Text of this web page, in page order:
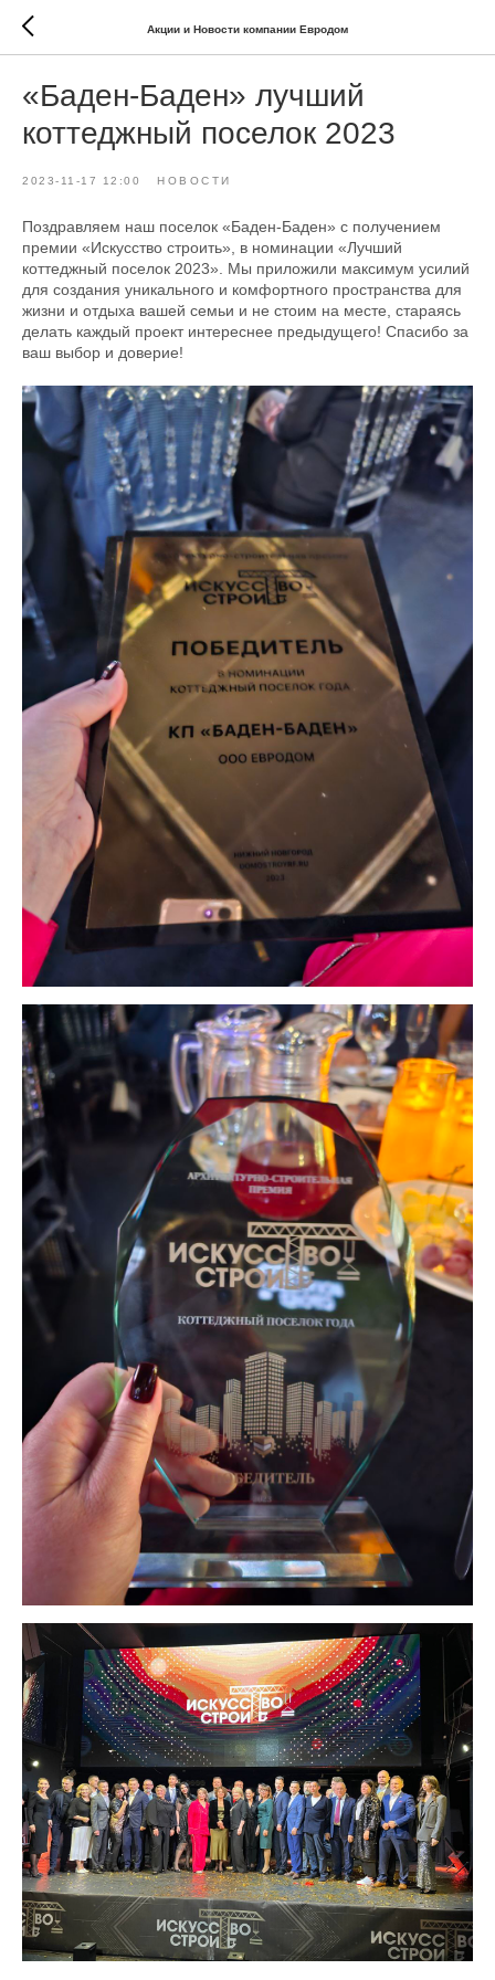
Акции и Новости компании Евродом
«Баден-Баден» лучший
коттеджный поселок 2023
2023-11-17 12:00 НОВОСТИ
Поздравляем наш поселок «Баден-Баден» с получением
премии «Искусство строить», в номинации «Лучший
коттеджный поселок 2023». Мы приложили максимум усилий
для создания уникального и комфортного пространства для
жизни и отдыха вашей семьи и не стоим на месте, стараясь
делать каждый проект интереснее предыдущего! Спасибо за
ваш выбор и доверие!